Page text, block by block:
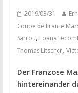
2019/03/31
Coupe de France
Sarrou, Loana
Thomas Litscher,
Der Franzose
hintereinander